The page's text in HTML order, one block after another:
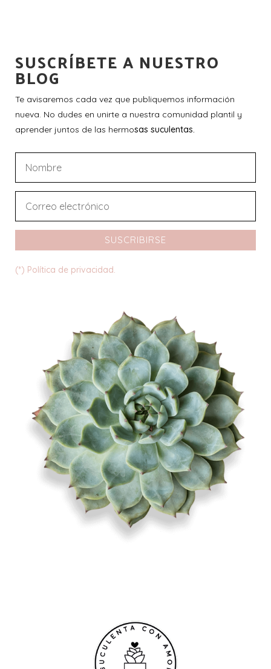
SUSCRÍBETE A NUESTRO
BLOG
Te avisaremos cada vez que publiquemos información
nueva. No dudes en unirte a nuestra comunidad plantil y
aprender juntos de las hermosas suculentas.
SUSCRIBIRSE
(*) Política de privacidad.